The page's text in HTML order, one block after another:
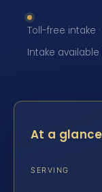
Toll-free intake
Intake
At a glance
SERVING